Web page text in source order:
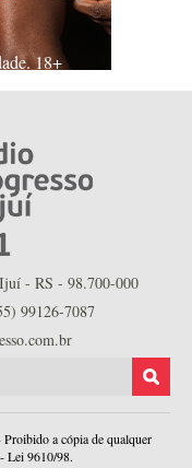
18+
- RS - 98.700-000
99126-7087
a cópia de qualquer
Lei 9610/98.